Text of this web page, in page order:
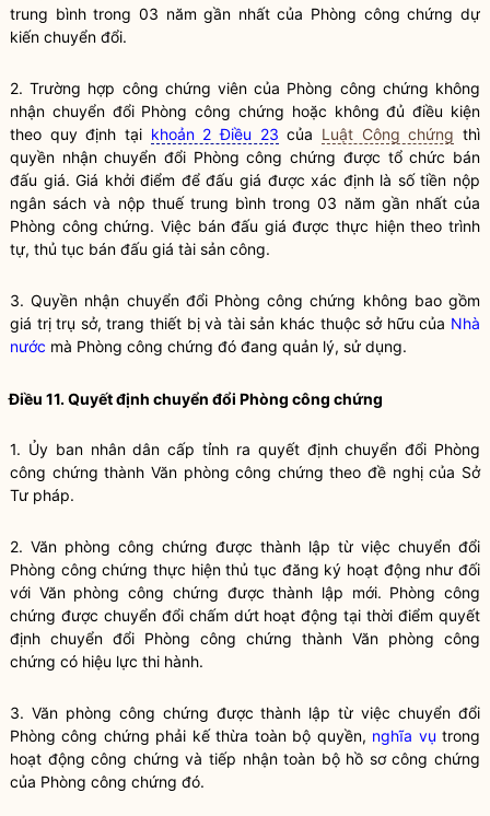
trung bình trong 03 năm gần nhất của Phòng công chứng dự
kiến chuyển đổi.
2. Trường hợp công chứng viên của Phòng công chứng không
nhận chuyển đổi Phòng công chứng hoặc không đủ điều kiện
theo quy định tại khoản 2 Điều 23 của Luật Công chứng thì
quyền nhận chuyển đổi Phòng công chứng được tổ chức bán
đấu giá. Giá khởi điểm để đấu giá được xác định là số tiền nộp
ngân sách và nộp thuế trung bình trong 03 năm gần nhất của
Phòng công chứng. Việc bán đấu giá được thực hiện theo trình
tự, thủ tục bán đấu giá tài sản công.
3. Quyền nhận chuyển đổi Phòngcông chứng không bao gồm
giá trị trụ sở, trang thiết bị và tài sản khác thuộc sở hữu của Nhà
nước mà Phòng công chứng đó đang quản lý, sử dụng.
Điều 11. Quyết định chuyển đổi Phòng công chứng
1. Ủy ban nhân dân cấp tỉnh ra quyết định chuyển đổi Phòng
công chứng thành Văn phòngcông chứng theo đề nghị của Sở
Tư pháp.
2. Văn phòng công chứng được thành lập từ việc chuyển đổi
Phòng công chứng thực hiện thủ tục đăng ký hoạt động như đối
với Văn phòngcông chứng được thành lập mới. Phòngcông
chứng được chuyển đổi chấm dứt hoạt động tại thời điểm quyết
định chuyển đổi Phòng công chứng thành Văn phòng công
chứng có hiệu lực thi hành.
3. Văn phòng công chứng được thành lập từ việc chuyển đổi
Phòngcông chứng phải kế thừa toàn bộ quyền, nghĩa vụ trong
hoạt độngcông chứng và tiếp nhận toàn bộ hồ sơcông chứng
của Phòng công chứng đó.